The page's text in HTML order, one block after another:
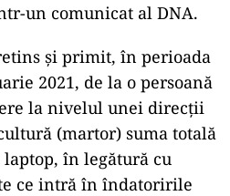
un comunicat al DNA.
şi primit, în perioada
2021, de la o persoană
la nivelul unei direcţii
(martor) suma totală
laptop, în legătură cu
ce intră în îndatoririle